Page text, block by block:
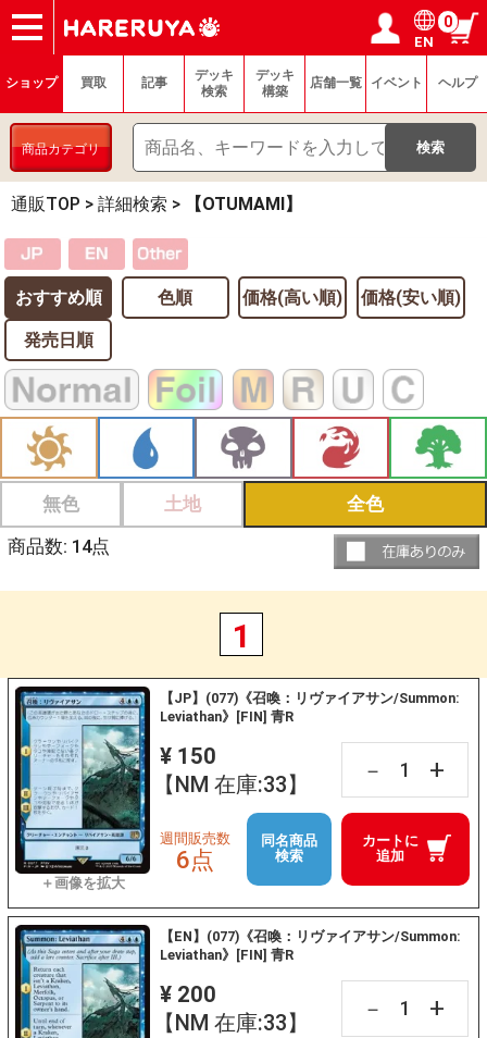
ショップ
買取
記事
デッキ検索
デッキ構築
選手一覧
店舗一覧
イベント
ヘルプ
お問い合わせ ログイン／会員登録
マイページ
EN
0
ショップ 買取 記事
デッキ
検索
デッキ
構築
店舗一覧 イベント ヘルプ
商品カテゴリ
通販TOP > 詳細検索 > 【OTUMAMI】
おすすめ順 色順 価格(高い順) 価格(安い順)
発売日順
無色 土地 全色
商品数: 14点
1
【JP】(077)《召喚：リヴァイアサン/Summon:
Leviathan》[FIN] 青R
¥ 150
【NM 在庫:33】
－ +
カートに
追加
週間販売数
6点
同名商品
検索
【EN】(077)《召喚：リヴァイアサン/Summon:
Leviathan》[FIN] 青R
¥ 200
【NM 在庫:33】
－ +